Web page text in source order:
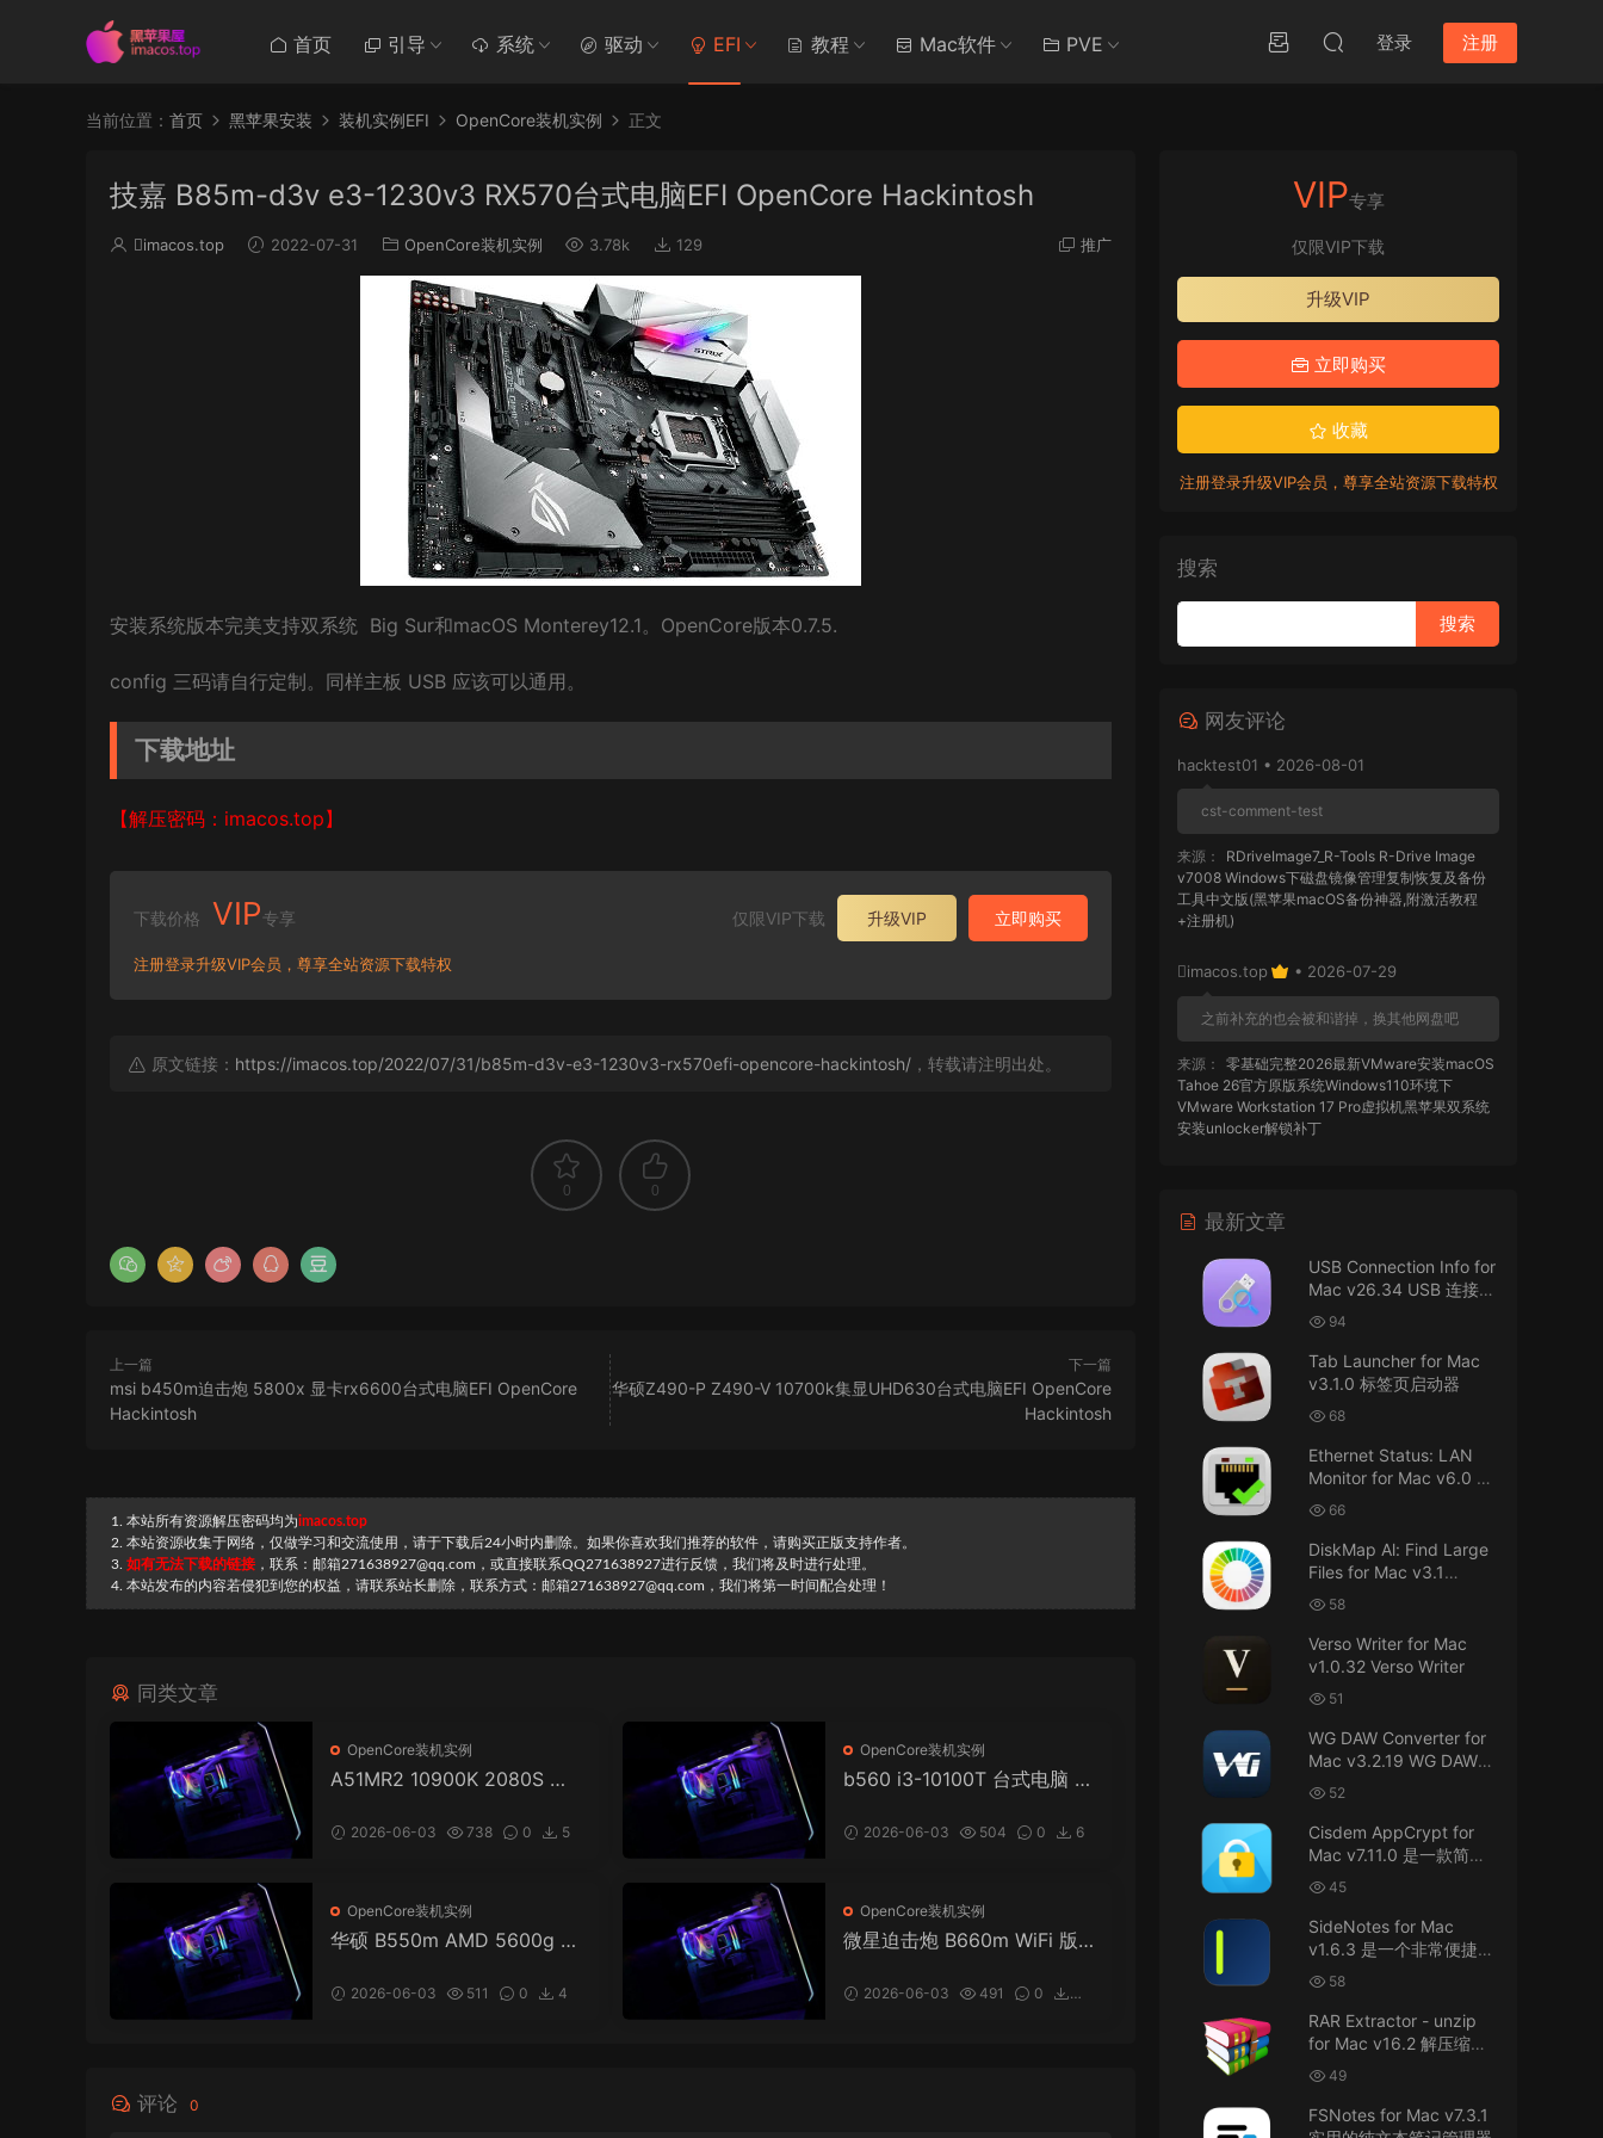
首页 引导 系统 驱动 EFI 教程 Mac软件 PVE 登录 注册
当前位置： 首页 黑苹果安装 装机实例EFI OpenCore装机实例 正文
技嘉 B85m-d3v e3-1230v3 RX570台式电脑EFI OpenCore Hackintosh
imacos.top 2022-07-31 OpenCore装机实例 3.78k 129 推广
安装系统版本完美支持双系统 Big Sur和macOS Monterey12.1。OpenCore版本0.7.5.
config 三码请自行定制。同样主板 USB 应该可以通用。
下载地址
【解压密码：imacos.top】
下载价格 VIP专享 仅限VIP下载 升级VIP 立即购买
注册登录升级VIP会员，尊享全站资源下载特权
原文链接： https://imacos.top/2022/07/31/b85m-d3v-e3-1230v3-rx570efi-opencore-hackintosh/ ，转载请注明出处。
0 0
上一篇
msi b450m迫击炮 5800x 显卡rx6600台式电脑EFI OpenCore
Hackintosh
下一篇
华硕Z490-P Z490-V 10700k集显UHD630台式电脑EFI OpenCore
Hackintosh
1. 本站所有资源解压密码均为imacos.top
2. 本站资源收集于网络，仅做学习和交流使用，请于下载后24小时内删除。如果你喜欢我们推荐的软件，请购买正版支持作者。
3. 如有无法下载的链接 ，联系：邮箱271638927@qq.com，或直接联系QQ271638927进行反馈，我们将及时进行处理。
4. 本站发布的内容若侵犯到您的权益，请联系站长删除，联系方式：邮箱271638927@qq.com，我们将第一时间配合处理！
同类文章
OpenCore装机实例
A51MR2 10900K 2080S 雷
式电脑 OpenCore EFI 黑苹
2026-06-03 738 0 5
OpenCore装机实例
b560 i3-10100T 台式电脑 O
Hackintosh
2026-06-03 504 0 6
OpenCore装机实例
华硕 B550m AMD 5600g 核
黑苹果 macOS Hackintosh
2026-06-03 511 0 4
OpenCore装机实例
微星迫击炮 B660m WiFi 版 r
penCore EFI 黑苹果 macOS
2026-06-03 491
0
评论 0
VIP专享
仅限VIP下载
升级VIP
立即购买
收藏
注册登录升级VIP会员，尊享全站资源下载特权
搜索
网友评论
hacktest01 • 2026-08-01
cst-comment-test
来源：
RDriveImage7_R-Tools R-Drive Image
v7008 Windows下磁盘镜像管理复制恢复及备份
工具中文版(黑苹果macOS备份神器,附激活教程
+注册机)
imacos.top • 2026-07-29
之前补充的也会被和谐掉，换其他网盘吧
来源：
零基础完整2026最新VMware安装macOS
Tahoe 26官方原版系统Windows110环境下
VMware Workstation 17 Pro虚拟机黑苹果双系统
安装unlocker解锁补丁
AIO = All In One，一站式整合完整版
来源：
DaVinci Resolve Studio 21 for Mac
v21.0.3 AIO 达芬奇世界顶级调色软件
Mac长存
接！直接从苹果公司下载。
u8562248263583923 • 2026-07-29
黑苹果已死
来源： macOS Golden Gate 27 完整安装包链
接！直接从苹果公司下载。
u6525353742092371 • 2026-07-26
来源： DaVinci Resolve Studio 21 for Mac
v21.0.3 AIO 达芬奇世界顶级调色软件
janm999 • 2026-07-23
谢谢分享~
来源： AppleIGC.kext v1.8 黑苹果2.5G有线网卡
u9121732520675862 • 2026-07-22
可以重新发送夸克的资源吗，夸克的已经失
效了
Tahoe 26官方原版系统Windows110环境下
最新文章
USB Connection Info for
Mac v26.34 USB 连接信
息 94
Tab Launcher for Mac
v3.1.0 标签页启动器
68
Ethernet Status: LAN
Monitor for Mac v6.0 以
太网状态：LAN 监控
66
DiskMap Al: Find Large
Files for Mac v3.1
DiskMap AL：查找大文
件
58
Verso Writer for Mac
v1.0.32 Verso Writer
51
WG DAW Converter for
Mac v3.2.19 WG DAW转
换器
52
Cisdem AppCrypt for
Mac v7.11.0 是一款简单
好用的Mac应用加密软件
45
SideNotes for Mac
v1.6.3 是一个非常便捷的
笔记软件
58
RAR Extractor - unzip
for Mac v16.2 解压缩工
具 49
FSNotes for Mac v7.3.1